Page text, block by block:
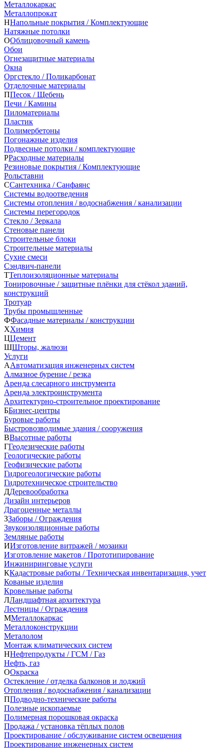
Металлокаркас
Металлопрокат
ННапольные покрытия / Комплектующие
Натяжные потолки
ООблицовочный камень
Обои
Огнезащитные материалы
Окна
Оргстекло / Поликарбонат
Отделочные материалы
ППесок / Щебень
Печи / Камины
Пиломатериалы
Пластик
Полимербетоны
Погонажные изделия
Подвесные потолки / комплектующие
РРасходные материалы
Резиновые покрытия / Комплектующие
Рольставни
ССантехника / Санфаянс
Системы водоотведения
Системы отопления / водоснабжения / канализации
Системы перегородок
Стекло / Зеркала
Стеновые панели
Строительные блоки
Строительные материалы
Сухие смеси
Сэндвич-панели
ТТеплоизоляционные материалы
Тонировочные / защитные плёнки для стёкол зданий,
конструкций
Тротуар
Трубы промышленные
ФФасадные материалы / конструкции
ХХимия
ЦЦемент
ШШторы, жалюзи
Услуги
ААвтоматизация инженерных систем
Алмазное бурение / резка
Аренда слесарного инструмента
Аренда электроинструмента
Архитектурно-строительное проектирование
ББизнес-центры
Буровые работы
Быстровозводимые здания / сооружения
ВВысотные работы
ГГеодезические работы
Геологические работы
Геофизические работы
Гидрогеологические работы
Гидротехническое строительство
ДДеревообработка
Дизайн интерьеров
Драгоценные металлы
ЗЗаборы / Ограждения
Звукоизоляционные работы
Земляные работы
ИИзготовление витражей / мозаики
Изготовление макетов / Прототипирование
Инжиниринговые услуги
ККадастровые работы / Техническая инвентаризация, учет
Кованые изделия
Кровельные работы
ЛЛандшафтная архитектура
Лестницы / Ограждения
ММеталлокаркас
Металлоконструкции
Металолом
Монтаж климатических систем
ННефтепродукты / ГСМ / Газ
Нефть, газ
ООкраска
Остекление / отделка балконов и лоджий
Отопления / водоснабжения / канализации
ППодводно-технические работы
Полезные ископаемые
Полимерная порошковая окраска
Продажа / установка тёплых полов
Проектирование / обслуживание систем освещения
Проектирование инженерных систем